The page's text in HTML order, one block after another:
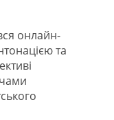
онлайн-
та